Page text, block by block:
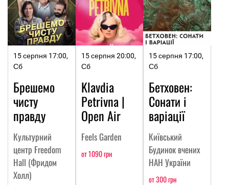
15 серпня 17:00,
Сб
Брешемо
чисту
правду
Культурний
центр Freedom
Hall (Фридом
Холл)
15 серпня 20:00,
Сб
Klavdia
Petrivna |
Open Air
Feels Garden
от 1090 грн
15 серпня 17:00,
Сб
Бетховен:
Сонати і
варіації
Київський
Будинок вчених
НАН України
от 300 грн